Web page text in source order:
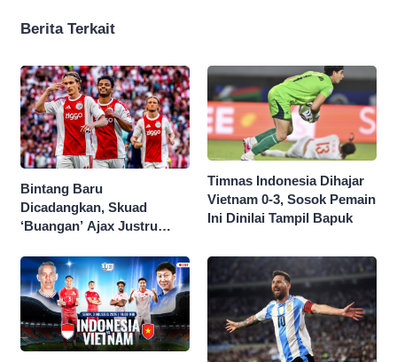
Berita Terkait
Bintang Baru
Dicadangkan, Skuad
‘Buangan’ Ajax Justru
Timnas Indonesia Dihajar
Vietnam 0-3, Sosok Pemain
Ini Dinilai Tampil Bapuk